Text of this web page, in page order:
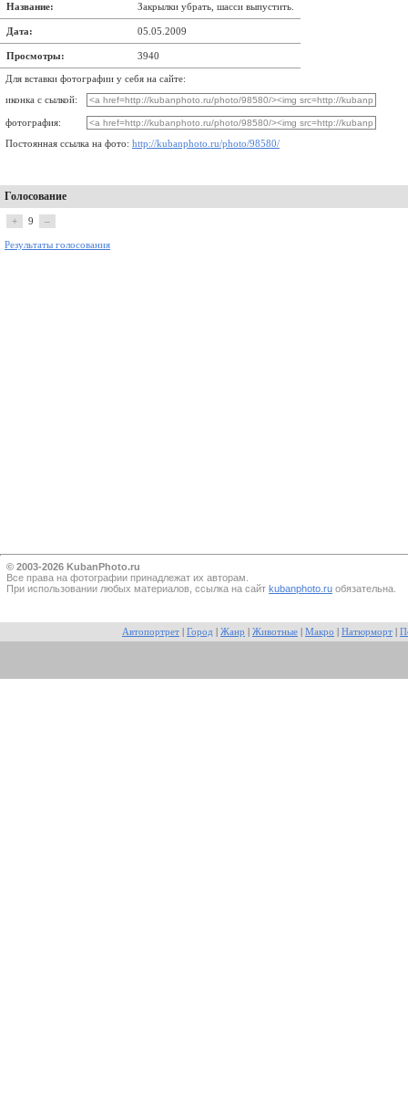
Название: Закрылки убрать, шасси выпустить.
Дата: 05.05.2009
Просмотры: 3940
Для вставки фотографии у себя на сайте:
иконка с сылкой:
фотография:
Постоянная ссылка на фото: http://kubanphoto.ru/photo/98580/
Голосование
+ 9 –
Результаты голосования
© 2003-2026 KubanPhoto.ru
Все прaва на фотографии принадлежат их авторам.
При использовании любых материалов, ссылка на сайт kubanphoto.ru обязательна.
Автопортрет Город Жанр Животные Макро Натюрморт